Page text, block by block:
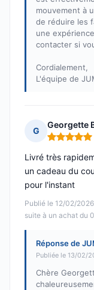
mouvement à
de réduire les
une
contacter si
Cordialement,
L'équipe de
G
Georgette
Note : 5 sur
Publié le 12/02/
suite à un achat du
Livré très
un cadeau du
pour l'instant
Réponse de
Publiée le 13/02/
Chère